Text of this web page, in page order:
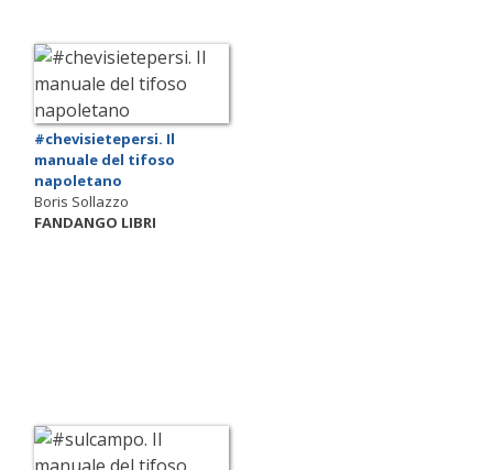
#chevisietepersi. Il
manuale del tifoso
napoletano
Boris Sollazzo
FANDANGO LIBRI